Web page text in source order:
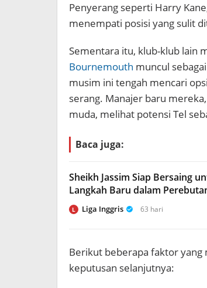
Penyerang seperti Harry
menempati posisi yang sulit
Sementara itu, klub-klub lain
Bournemouth muncul
musim ini tengah mencari
serang. Manajer baru
muda, melihat potensi Tel
Baca juga:
Sheikh Jassim Siap Bersaing
Langkah Baru dalam
L Liga Inggris 63 hari
Berikut beberapa faktor
keputusan selanjutnya: